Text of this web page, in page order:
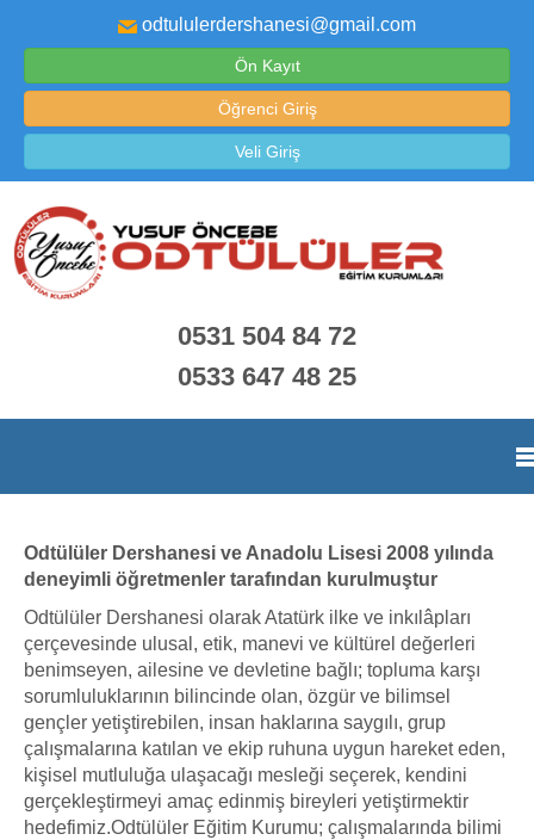
odtululerdershanesi@gmail.com
Ön Kayıt
Öğrenci Giriş
Veli Giriş
0531 504 84 72
0533 647 48 25
Odtülüler Dershanesi ve Anadolu Lisesi 2008 yılında
deneyimli öğretmenler tarafından kurulmuştur
Odtülüler Dershanesi olarak Atatürk ilke ve inkılâpları
çerçevesinde ulusal, etik, manevi ve kültürel değerleri
benimseyen, ailesine ve devletine bağlı; topluma karşı
sorumluluklarının bilincinde olan, özgür ve bilimsel
gençler yetiştirebilen, insan haklarına saygılı, grup
çalışmalarına katılan ve ekip ruhuna uygun hareket eden,
kişisel mutluluğa ulaşacağı mesleği seçerek, kendini
gerçekleştirmeyi amaç edinmiş bireyleri yetiştirmektir
hedefimiz.Odtülüler Eğitim Kurumu; çalışmalarında bilimi